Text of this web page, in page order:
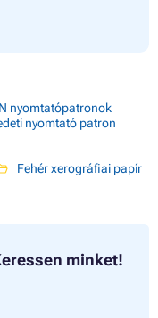
nyomtatópatronok
nyomtató patron
Fehér xerográfiai papír
minket!